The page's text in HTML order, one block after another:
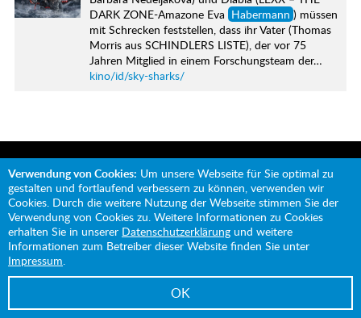
DARK ZONE-Amazone Eva Habermann ) müssen
mit Schrecken feststellen, dass ihr Vater (Thomas
Morris aus SCHINDLERS LISTE), der vor 75
Jahren Mitglied in einem Forschungsteam der…
kino/id/sky-sharks/
Mit Unterstützung von:
Datenschutz
Verwendung von Cookies: Um unsere Webseite für Sie optimal zu
gestalten und fortlaufend verbessern zu können, verwenden wir
Cookies. Durch die weitere Nutzung der Webseite stimmen Sie der
Verwendung von Cookies zu. Weitere Informationen zu Cookies
erhalten Sie in unserer Datenschutzerklärung und weitere
Informationen zum Betreiber dieser Website finden Sie unter
Impressum.
OK